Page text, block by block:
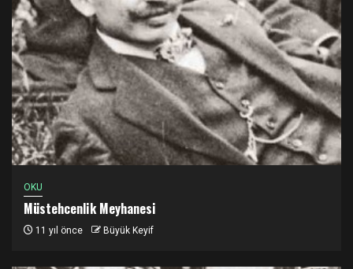
OKU
Müstehcenlik Meyhanesi
11 yıl önce Büyük Keyif